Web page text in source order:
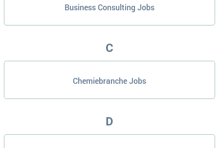
Business Consulting Jobs
C
Chemiebranche Jobs
D